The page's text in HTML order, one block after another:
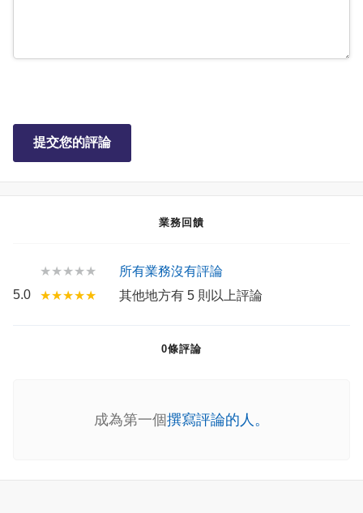
提交您的評論
業務回饋
★★★★★
所有業務沒有評論
5.0
★★★★★ 其他地方有 5 則以上評論
0條評論
成為第一個撰寫評論的人。